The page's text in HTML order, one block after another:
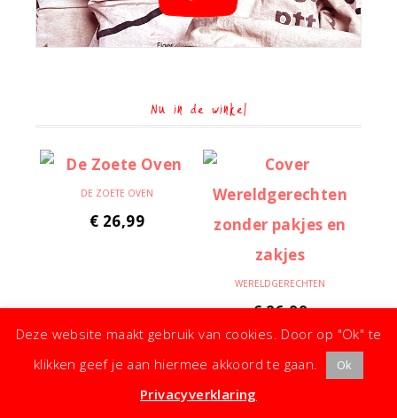
Nu in de winkel
DE ZOETE OVEN
€ 26,99
WERELDGERECHTEN
€26,99
Deze website maakt gebruik van cookies. Door op "Ok" te
klikken geef je aan hiermee akkoord te gaan.
Ok
Privacyverklaring